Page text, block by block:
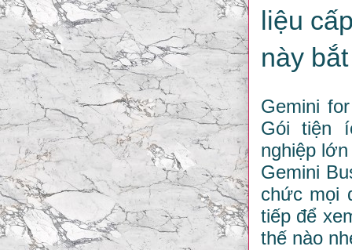
liệu
này
Gemini
Gói tiện
nghiệp
Gemini
chức mọi
tiếp để
thế nào